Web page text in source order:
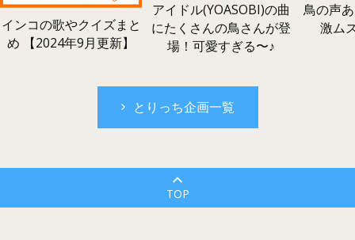
インコの歌やクイズまと
め 【2024年9月更新】
アイドル(YOASOBI)の曲
にたくさんの鳥さんが登
場！可愛すぎる〜♪
鳥の声
激ム
とりっち企画一覧
TOP